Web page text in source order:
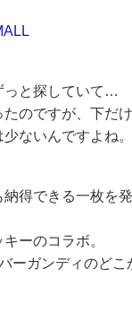
っと探していて…
たのですが、下だ
ないんですよね。
得できる一枚を発
ーのコラボ。
ーガンディのど